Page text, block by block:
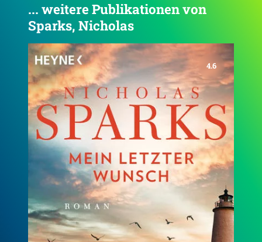
... weitere Publikationen von
Sparks, Nicholas
4.1